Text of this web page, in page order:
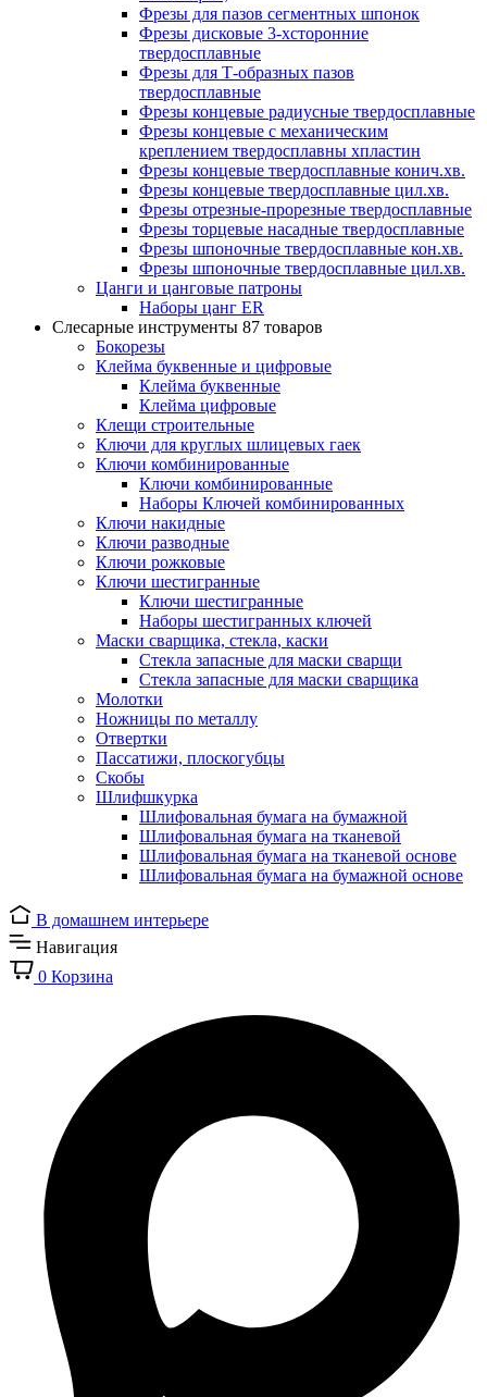
Фрезы для пазов сегментных шпонок
Фрезы дисковые 3-хсторонние
твердосплавные
Фрезы для Т-образных пазов
твердосплавные
Фрезы концевые радиусные твердосплавные
Фрезы концевые с механическим
креплением твердосплавны хпластин
Фрезы концевые твердосплавные конич.хв.
Фрезы концевые твердосплавные цил.хв.
Фрезы отрезные-прорезные твердосплавные
Фрезы торцевые насадные твердосплавные
Фрезы шпоночные твердосплавные кон.хв.
Фрезы шпоночные твердосплавные цил.хв.
Цанги и цанговые патроны
Наборы цанг ER
Слесарные инструменты 87 товаров
Бокорезы
Клейма буквенные и цифровые
Клейма буквенные
Клейма цифровые
Клещи строительные
Ключи для круглых шлицевых гаек
Ключи комбинированные
Ключи комбинированные
Наборы Ключей комбинированных
Ключи накидные
Ключи разводные
Ключи рожковые
Ключи шестигранные
Ключи шестигранные
Наборы шестигранных ключей
Маски сварщика, стекла, каски
Стекла запасные для маски сварщи
Стекла запасные для маски сварщика
Молотки
Ножницы по металлу
Отвертки
Пассатижи, плоскогубцы
Скобы
Шлифшкурка
Шлифовальная бумага на бумажной
Шлифовальная бумага на тканевой
Шлифовальная бумага на тканевой основе
Шлифовальная бумага на бумажной основе
В домашнем интерьере
Навигация
0 Корзина